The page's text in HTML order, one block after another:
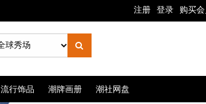
流行饰品 潮牌画册 潮社网盘